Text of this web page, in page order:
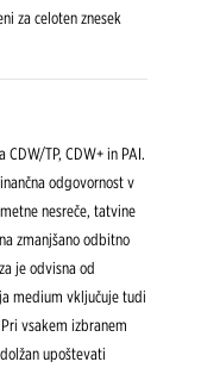
za celoten znesek
TP, CDW+ in PAI.
odgovornost v
nesreče, tatvine
zmanjšano odbitno
je odvisna od
medium vključuje tudi
vsakem izbranem
upoštevati